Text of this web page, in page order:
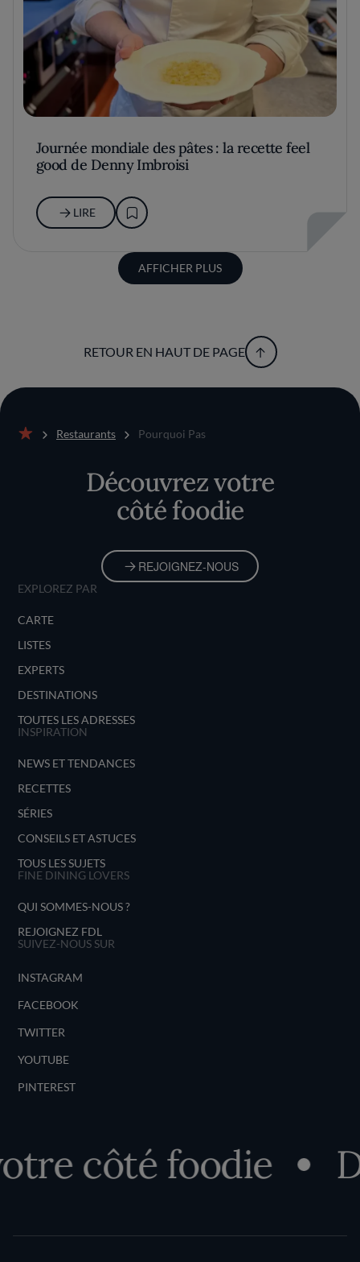
Journée mondiale des pâtes : la recette feel
good de Denny Imbroisi
LIRE
AFFICHER PLUS
RETOUR EN HAUT DE PAGE
Restaurants Pourquoi Pas
Découvrez votre
côté foodie
REJOIGNEZ-NOUS
EXPLOREZ PAR
CARTE
LISTES
EXPERTS
DESTINATIONS
TOUTES LES ADRESSES
INSPIRATION
NEWS ET TENDANCES
RECETTES
SÉRIES
CONSEILS ET ASTUCES
TOUS LES SUJETS
FINE DINING LOVERS
QUI SOMMES-NOUS ?
REJOIGNEZ FDL
SUIVEZ-NOUS SUR
INSTAGRAM
FACEBOOK
TWITTER
YOUTUBE
PINTEREST
côté foodie